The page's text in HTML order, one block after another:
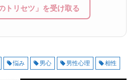
トリセツ」を受け取る
悩み 男心 男性心理 相性